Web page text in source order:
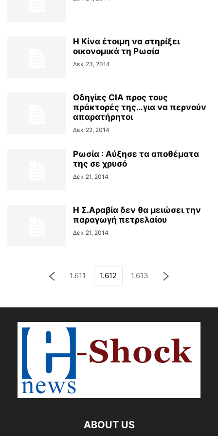
Η Κίνα έτοιμη να στηρίξει
οικονομικά τη Ρωσία
Δεκ 23, 2014
Οδηγίες CIA προς τους
πράκτορές της…για να περνούν
απαρατήρητοι
Δεκ 22, 2014
Ρωσία : Αύξησε τα αποθέματα
της σε χρυσό
Δεκ 21, 2014
Η Σ.Αραβία δεν θα μειώσει την
παραγωγή πετρελαίου
Δεκ 21, 2014
1.611 1.612 1.613
ABOUT US